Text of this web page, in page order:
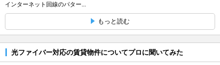
インターネット回線のパター...
もっと読む
光ファイバー対応の賃貸物件についてプロに聞いてみた